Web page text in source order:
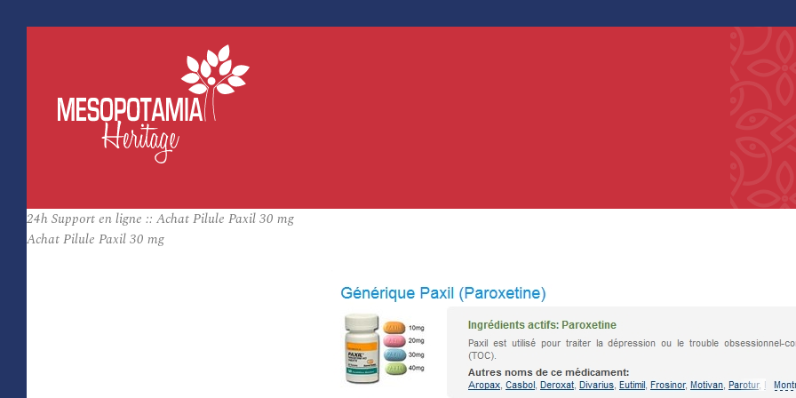
24h Support en ligne :: Achat Pilule Paxil 30 mg
Achat Pilule Paxil 30 mg